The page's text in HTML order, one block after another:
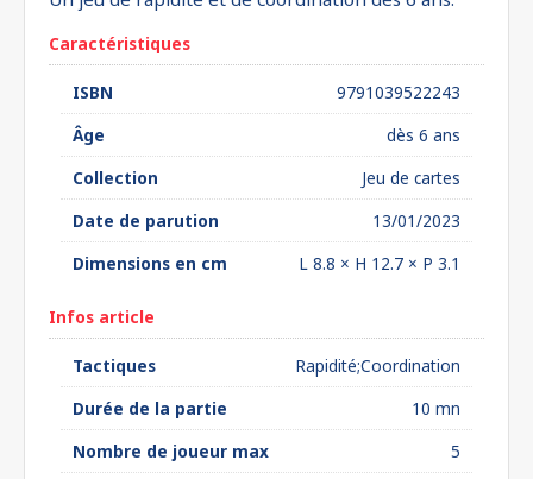
Caractéristiques
ISBN
9791039522243
Âge
dès 6 ans
Collection
Jeu de cartes
Date de parution
13/01/2023
Dimensions en cm
L 8.8 × H 12.7 × P 3.1
Infos article
Tactiques
Rapidité;Coordination
Durée de la partie
10 mn
Nombre de joueur max
5